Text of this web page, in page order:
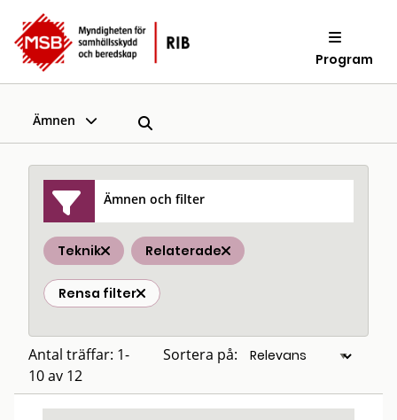
Program
Ämnen
Ämnen och filter
Teknik Relaterade
Rensa filter
Antal träffar: 1-
10 av 12
Sortera på: